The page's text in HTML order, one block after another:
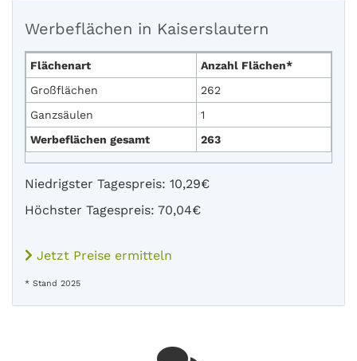
Werbeflächen in Kaiserslautern
Flächenart
Anzahl Flächen*
Großflächen
262
Ganzsäulen
1
Werbeflächen gesamt
263
Niedrigster Tagespreis: 10,29€
Höchster Tagespreis: 70,04€
Jetzt Preise ermitteln
* Stand 2025